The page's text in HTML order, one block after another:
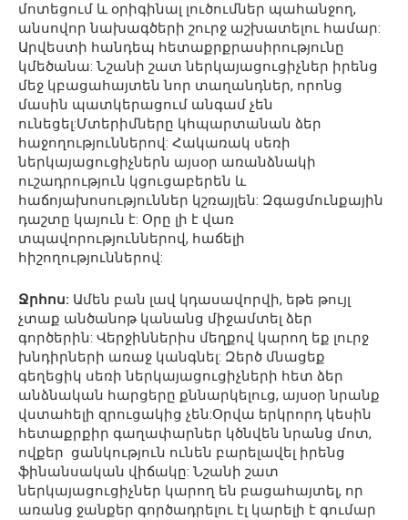
մոտեցում և օրիգինալ լուծումներ պահանջող,
անսովոր նախագծերի շուրջ աշխատելու համար:
Արվեստի հանդեպ հետաքրքրասիրությունը
կմեծանա: Նշանի շատ ներկայացուցիչներ իրենց
մեջ կբացահայտեն նոր տաղանդներ, որոնց
մասին պատկերացում անգամ չեն
ունեցել:Մտերիմները կհպարտանան ձեր
հաջողություններով: Հակառակ սեռի
ներկայացուցիչներն այսօր առանձնակի
ուշադրություն կցուցաբերեն և
հաճոյախոսություններ կշռայլեն: Զգացմունքային
դաշտը կայուն է: Օրը լի է վառ
տպավորություններով, հաճելի
հիշողություններով:
Ջրհոս: Ամեն բան լավ կդասավորվի, եթե թույլ
չտաք անծանոթ կանանց միջամտել ձեր
գործերին: Վերջիններիս մեղքով կարող եք լուրջ
խնդիրների առաջ կանգնել: Զերծ մնացեք
գեղեցիկ սեռի ներկայացուցիչների հետ ձեր
անձնական հարցերը քննարկելուց, այսօր նրանք
վստահելի զրուցակից չեն:Օրվա երկրորդ կեսին
հետաքրքիր գաղափարներ կծնվեն նրանց մոտ,
ովքեր ցանկություն ունեն բարելավել իրենց
ֆինանսական վիճակը: Նշանի շատ
ներկայացուցիչներ կարող են բացահայտել, որ
առանց ջանքեր գործադրելու էլ կարելի է գումար